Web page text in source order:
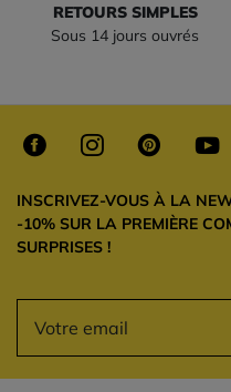
RETOURS SIMPLES
Sous 14 jours ouvrés
INSCRIVEZ-VOUS À LA
-10% SUR LA PREMIÈRE
SURPRISES !